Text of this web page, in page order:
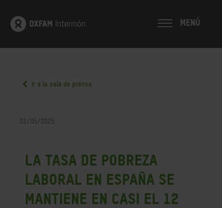
MENÚ
Ir a la sala de prensa
01/05/2025
La tasa de pobreza
laboral en España se
mantiene en casi el 12